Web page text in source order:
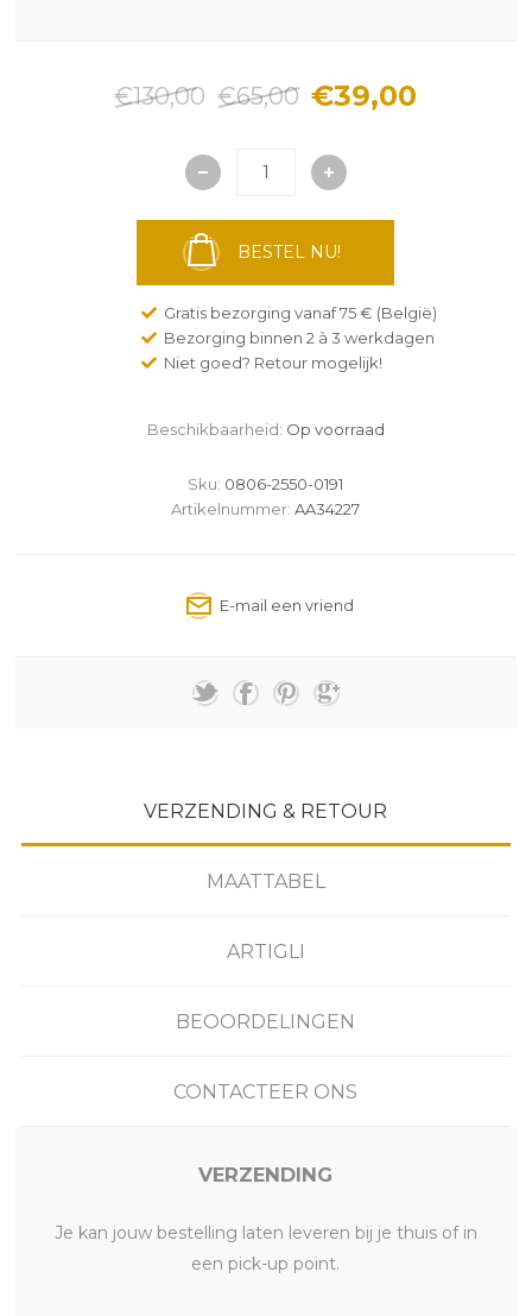
€130,00 €65,00 €39,00
BESTEL NU!
Gratis bezorging vanaf 75 € (België)
Bezorging binnen 2 à 3 werkdagen
Niet goed? Retour mogelijk!
Beschikbaarheid: Op voorraad
Sku: 0806-2550-0191
Artikelnummer: AA34227
VERZENDING & RETOUR
MAATTABEL
ARTIGLI
BEOORDELINGEN
CONTACTEER ONS
VERZENDING
Je kan jouw bestelling laten leveren bij je thuis of in
een pick-up point.